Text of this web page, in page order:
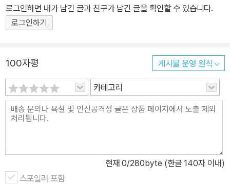
로그인하면 내가 남긴 글과 친구가 남긴 글을 확인할 수 있습니다.
로그인하기
100자평 게시물 운영 원칙
카테고리
현재 0/280byte (한글 140자 이내)
스포일러 포함